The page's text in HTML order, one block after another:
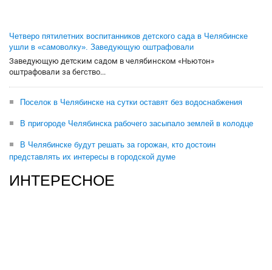
Четверо пятилетних воспитанников детского сада в Челябинске
ушли в «самоволку». Заведующую оштрафовали
Заведующую детским садом в челябинском «Ньютон»
оштрафовали за бегство...
Поселок в Челябинске на сутки оставят без водоснабжения
В пригороде Челябинска рабочего засыпало землей в колодце
В Челябинске будут решать за горожан, кто достоин
представлять их интересы в городской думе
ИНТЕРЕСНОЕ